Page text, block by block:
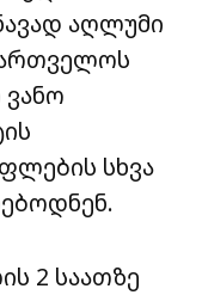
აღლუმი
სხვა
2 საათზე